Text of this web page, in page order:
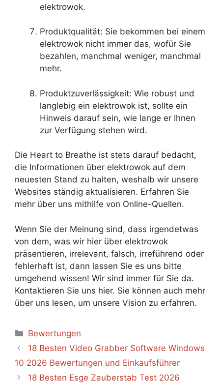
elektrowok.
Produktqualität: Sie bekommen bei einem
elektrowok nicht immer das, wofür Sie
bezahlen, manchmal weniger, manchmal
mehr.
Produktzuverlässigkeit: Wie robust und
langlebig ein elektrowok ist, sollte ein
Hinweis darauf sein, wie lange er Ihnen
zur Verfügung stehen wird.
Die Heart to Breathe ist stets darauf bedacht,
die Informationen über elektrowok auf dem
neuesten Stand zu halten, weshalb wir unsere
Websites ständig aktualisieren. Erfahren Sie
mehr über uns mithilfe von Online-Quellen.
Wenn Sie der Meinung sind, dass irgendetwas
von dem, was wir hier über elektrowok
präsentieren, irrelevant, falsch, irreführend oder
fehlerhaft ist, dann lassen Sie es uns bitte
umgehend wissen! Wir sind immer für Sie da.
Kontaktieren Sie uns hier. Sie können auch mehr
über uns lesen, um unsere Vision zu erfahren.
Categories
Bewertungen
18 Besten Video Grabber Software Windows
10 2026 Bewertungen und Einkaufsführer
18 Besten Esge Zauberstab Test 2026